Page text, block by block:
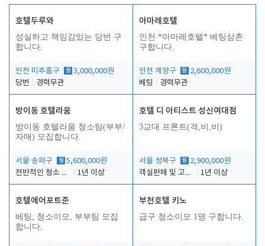
호텔두루와
성실하고 책임감있는 당번 구
합니다.
인천 미추홀구 월 3,000,000원
당번
경력무관
아마레호텔
인천 *아마레호텔* 베팅삼촌
구합니다.
인천 계양구 월 2,600,000원
베팅
경력무관
방이동 호텔라움
방이동 호텔라움 청소팀(부부/
자매) 모집합니다.
서울 송파구 월 5,600,000원
전반적인 청소 업무(객실청소.객실정리)
1년 이상
호텔 디 아티스트 성신여대점
3교대 프론트(격,비,비)
서울 성북구 월 2,900,000원
객실판매 및 고객응대
1년 이상
호텔에어포트준
베팅, 청소이모, 부부팀 모집
합니다.
부천호텔 키노
급구 청소이모 1명 구합니다.